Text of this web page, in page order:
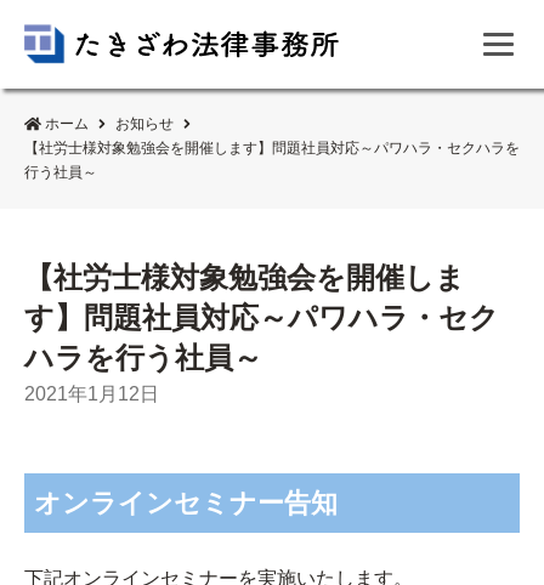
ホーム
お知らせ
【社労士様対象勉強会を開催します】問題社員対応～パワハラ・セクハラを
行う社員～
【社労士様対象勉強会を開催しま
す】問題社員対応～パワハラ・セク
ハラを行う社員～
2021年1月12日
オンラインセミナー告知
下記オンラインセミナーを実施いたします。